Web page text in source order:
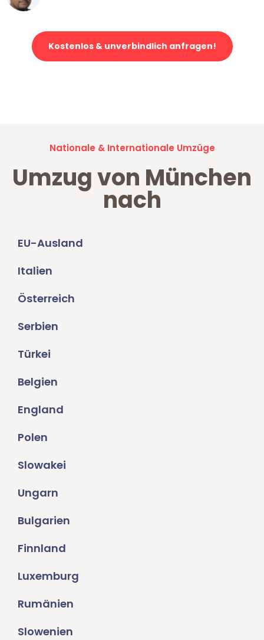
Kostenlos & unverbindlich anfragen!
Nationale & Internationale Umzüge
Umzug von München
nach
EU-Ausland
Italien
Österreich
Serbien
Türkei
Belgien
England
Polen
Slowakei
Ungarn
Bulgarien
Finnland
Luxemburg
Rumänien
Slowenien